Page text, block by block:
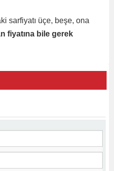
sarfiyatı üçe, beşe, ona
fiyatına bile gerek